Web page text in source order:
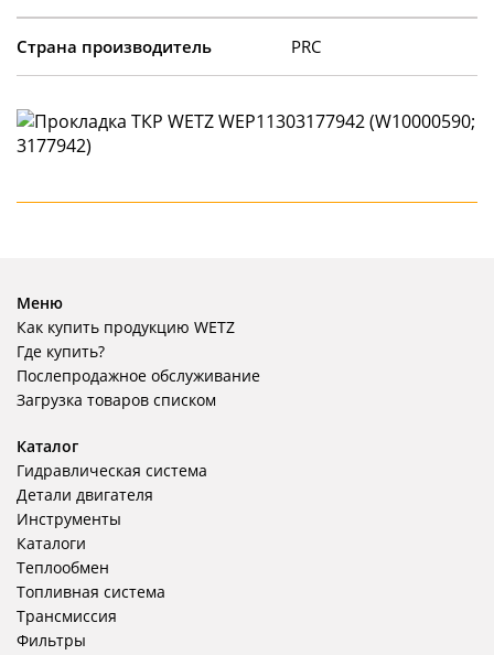
Страна производитель PRC
Меню
Как купить продукцию WETZ
Где купить?
Послепродажное обслуживание
Загрузка товаров списком
Каталог
Гидравлическая система
Детали двигателя
Инструменты
Каталоги
Теплообмен
Топливная система
Трансмиссия
Фильтры